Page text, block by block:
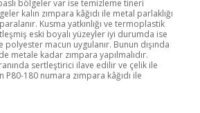
bölgeler var ise temizleme tineri
kalın zımpara kâğıdı ile metal parlaklığı
Kusma yatkınlığı ve termoplastik
eski boyalı yüzeyler iyi durumda ise
polyester macun uygulanır. Bunun dışında
metale kadar zımpara yapılmalıdır.
sertleştirici ilave edilir ve çelik ile
P80-180 numara zımpara kâğıdı ile